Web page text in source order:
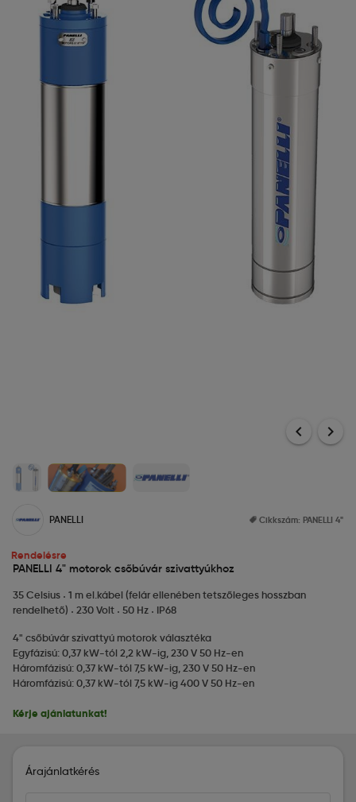
chevron_left chevron_right
PANELLI Cikkszám: PANELLI 4"
Rendelésre
PANELLI 4" motorok csőbúvár szivattyúkhoz
35 Celsius 1 m el.kábel (felár ellenében tetszőleges hosszban
rendelhető)
230 Volt 50 Hz IP68
4" csőbúvár szivattyú motorok választéka
Egyfázisú: 0,37 kW-tól 2,2 kW-ig, 230 V 50 Hz-en
Háromfázisú: 0,37 kW-tól 7,5 kW-ig, 230 V 50 Hz-en
Háromfázisú: 0,37 kW-tól 7,5 kW-ig 400 V 50 Hz-en
Kérje ajánlatunkat!
Árajánlatkérés